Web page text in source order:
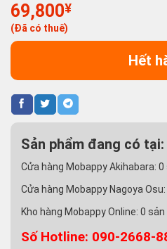
69,800¥
(Đã có thuế)
Hết
Sản phẩm đang có tại:
Cửa hàng Mobappy Akihabara: 0
Cửa hàng Mobappy Nagoya Osu:
Kho hàng Mobappy Online: 0 sản
Số Hotline: 090-2668-